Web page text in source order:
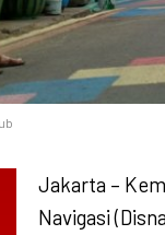
Jakarta –
Navigasi